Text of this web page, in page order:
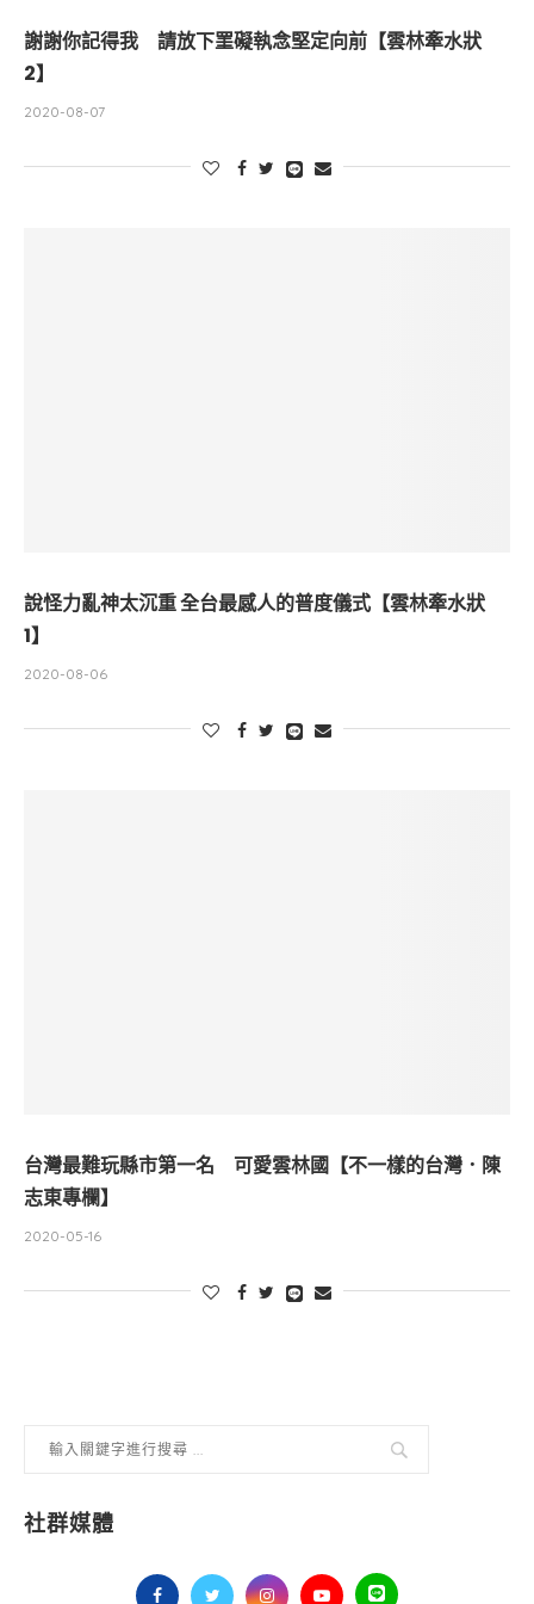
謝謝你記得我 請放下罣礙執念堅定向前【雲林牽水狀
2】
2020-08-07
說怪力亂神太沉重 全台最感人的普度儀式【雲林牽水狀
1】
2020-08-06
台灣最難玩縣市第一名 可愛雲林國【不一樣的台灣．陳
志東專欄】
2020-05-16
社群媒體